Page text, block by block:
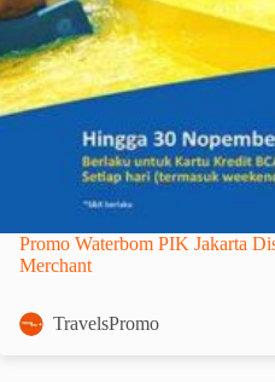
Promo Waterbom PIK Jakarta
Merchant
TravelsPromo